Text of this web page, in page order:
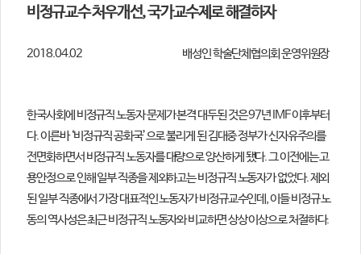
사진/영상자료
분회자료
비정규교수 처우개선, 국가교수제로 해결하자
2018.04.02 배성인학술단체협의회 운영위원장
한국사회에 비정규직 노동자 문제가 본격 대두된 것은 97년 IMF 이후부터
다. 이른바 ‘비정규직 공화국’으로 불리게 된 김대중 정부가 신자유주의를
전면화하면서 비정규직 노동자를 대량으로 양산하게 됐다. 그 이전에는 고
용안정으로 인해 일부 직종을 제외하고는 비정규직 노동자가 없었다. 제외
된 일부 직종에서 가장 대표적인 노동자가 비정규교수인데, 이들 비정규 노
동의 역사성은 최근 비정규직 노동자와 비교하면 상상 이상으로 처절하다.